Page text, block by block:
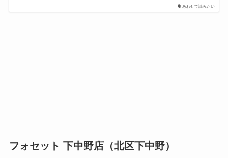
あわせて読みたい
フォセット 下中野店（北区下中野）